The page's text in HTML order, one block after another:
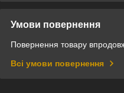
Умови повернення
Повернення товару
Всі умови повернення